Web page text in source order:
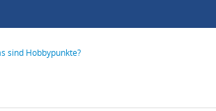
sind Hobbypunkte?